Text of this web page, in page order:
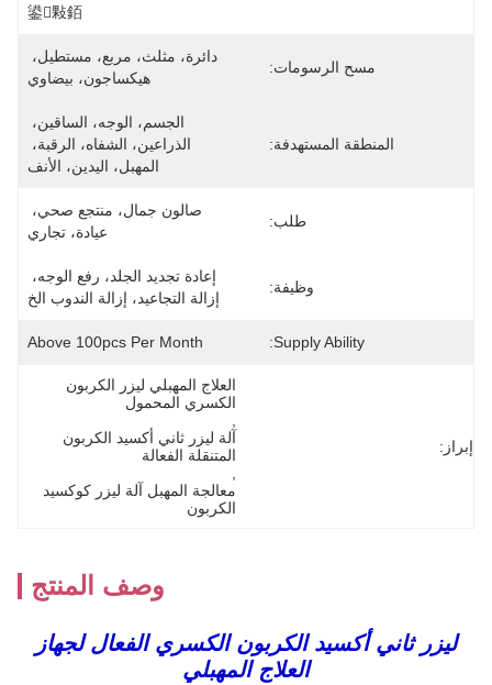
鍙敤銆
مسح الرسومات:
هيكساجون، بيضاوي
المنطقة المستهدفة:
المهبل، اليدين، الأنف
طلب:
عيادة، تجاري
وظيفة:
إزالة التجاعيد، إزالة الندوب الخ
Supply Ability:
Above 100pcs Per Month
إبراز:
الكسري المحمول
المتنقلة الفعالة
الكربون
وصف المنتج
ليزر ثاني أكسيد الكربون الكسري الفعال لجهاز
العلاج المهبلي